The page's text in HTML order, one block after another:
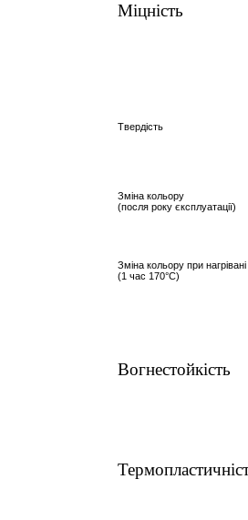
Міцність
Твердість
Зміна кольору
(посля року єксплуатації)
Зміна кольору при нагрівані
(1 час 170°С)
Вогнестойкість